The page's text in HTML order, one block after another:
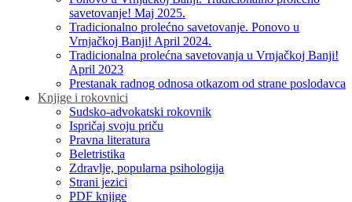
savetovanje! Maj 2025.
Tradicionalno prolećno savetovanje. Ponovo u
Vrnjačkoj Banji! April 2024.
Tradicionalna prolećna savetovanja u Vrnjačkoj Banji!
April 2023
Prestanak radnog odnosa otkazom od strane poslodavca
Knjige i rokovnici
Sudsko-advokatski rokovnik
Ispričaj svoju priču
Pravna literatura
Beletristika
Zdravlje, popularna psihologija
Strani jezici
PDF knjige